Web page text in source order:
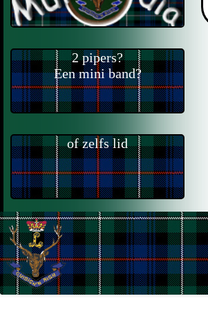
2 pipers?
Een mini band?
of zelfs lid